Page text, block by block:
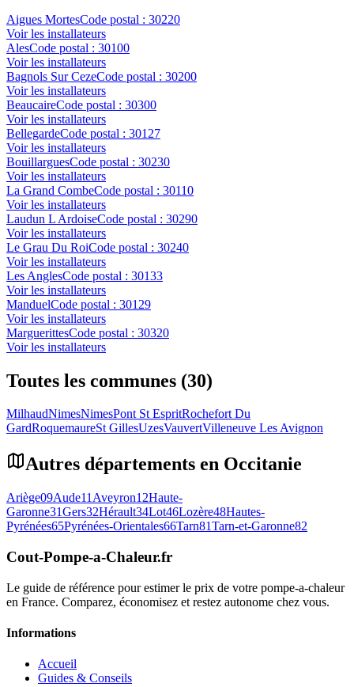
Aigues MortesCode postal : 30220
Voir les installateurs
AlesCode postal : 30100
Voir les installateurs
Bagnols Sur CezeCode postal : 30200
Voir les installateurs
BeaucaireCode postal : 30300
Voir les installateurs
BellegardeCode postal : 30127
Voir les installateurs
BouillarguesCode postal : 30230
Voir les installateurs
La Grand CombeCode postal : 30110
Voir les installateurs
Laudun L ArdoiseCode postal : 30290
Voir les installateurs
Le Grau Du RoiCode postal : 30240
Voir les installateurs
Les AnglesCode postal : 30133
Voir les installateurs
ManduelCode postal : 30129
Voir les installateurs
MarguerittesCode postal : 30320
Voir les installateurs
Toutes les communes (30)
MilhaudNimesNimesPont St EspritRochefort Du
GardRoquemaureSt GillesUzesVauvertVilleneuve Les Avignon
Autres départements en Occitanie
Ariège09Aude11 Aveyron12Haute-
Garonne31Gers32Hérault34Lot46Lozère48Hautes-
Pyrénées65Pyrénées-Orientales66Tarn81Tarn-et-Garonne82
Cout-Pompe-a-Chaleur.fr
Le guide de référence pour estimer le prix de votre pompe-a-chaleur
en France. Comparez, économisez et restez autonome chez vous.
Informations
Accueil
Guides & Conseils